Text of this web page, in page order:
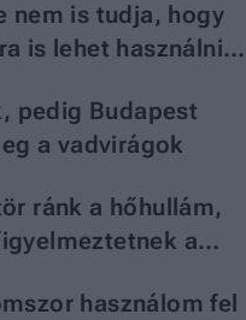
nem is tudja, hogy
is lehet használni
pedig Budapest
a vadvirágok
ránk a hőhullám,
a
használom fel